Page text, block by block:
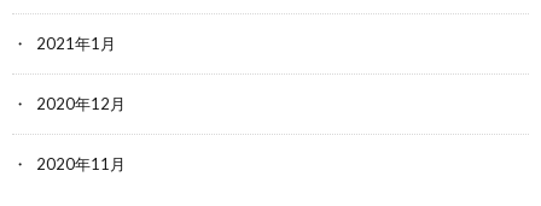
2021年1月
2020年12月
2020年11月